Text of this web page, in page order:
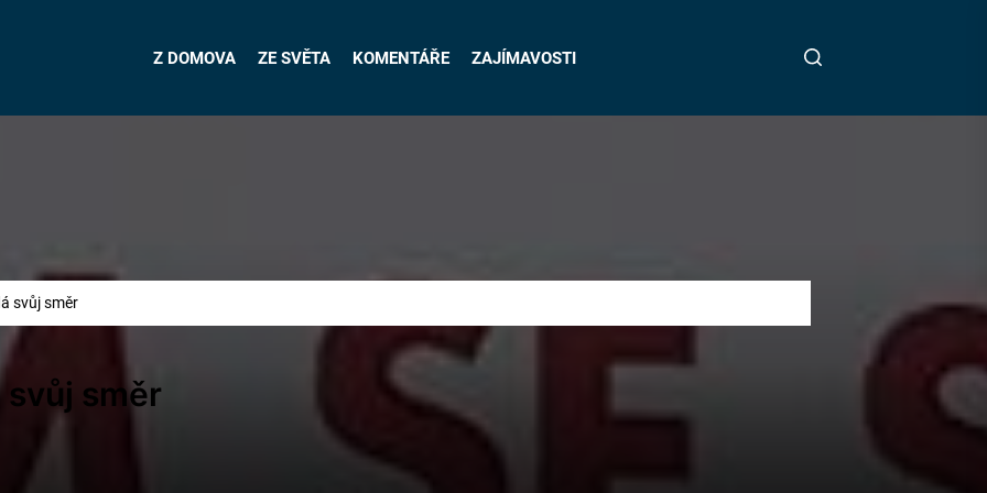
Z DOMOVA ZE SVĚTA KOMENTÁŘE ZAJÍMAVOSTI
svůj směr
svůj směr